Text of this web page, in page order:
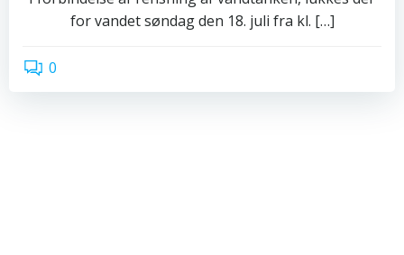
for vandet søndag den 18. juli fra kl. […]
0